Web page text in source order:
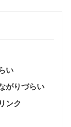
い
がりづらい
ンク